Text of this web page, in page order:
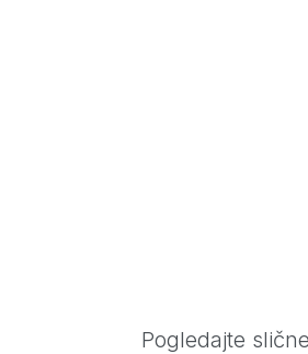
Pogledajte